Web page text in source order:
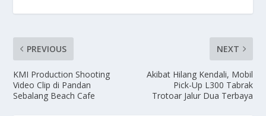
PREVIOUS
KMI Production Shooting
Video Clip di Pandan
Sebalang Beach Cafe
NEXT
Akibat Hilang Kendali, Mobil
Pick-Up L300 Tabrak
Trotoar Jalur Dua Terbaya